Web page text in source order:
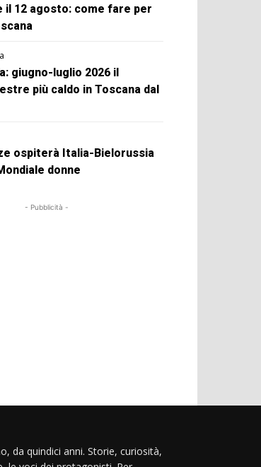
il 12 agosto: come fare per
giugno-luglio 2026 il
più caldo in Toscana dal
ospiterà Italia-Bielorussia
donne
- Pubblicità -
da quindici anni. Storie, curiosità,